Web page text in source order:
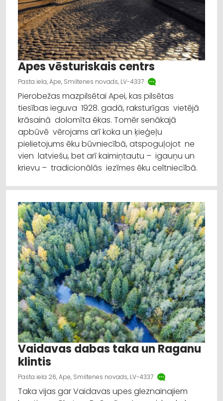
Apes vēsturiskais centrs
Pasta iela, Ape, Smiltenes novads, LV-4337
Pierobežas mazpilsētai Apei, kas pilsētas
tiesības ieguva 1928. gadā, raksturīgas vietējā
krāsainā dolomīta ēkas. Tomēr senākajā
apbūvē vērojams arī koka un ķieģeļu
pielietojums ēku būvniecībā, atspoguļojot ne
vien latviešu, bet arī kaimiņtautu – igauņu un
krievu – tradicionālās iezīmes ēku celtniecībā.
Vaidavas dabas taka un Raganu
klintis
Pasta iela 26, Ape, Smiltenes novads, LV-4337
Taka vijas gar Vaidavas upes gleznainajiem